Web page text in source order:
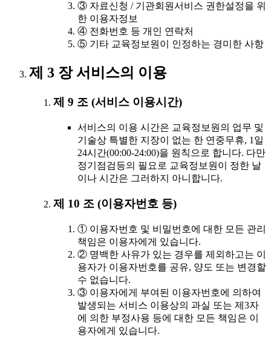
③ 자료신청 / 기관회원서비스 권한설정을 위
한 이용자정보
④ 전화번호 등 개인 연락처
⑤ 기타 교육정보원이 인정하는 경미한 사항
제 3 장 서비스의 이용
제 9 조 (서비스 이용시간)
서비스의 이용 시간은 교육정보원의 업무 및
기술상 특별한 지장이 없는 한 연중무휴, 1일
24시간(00:00-24:00)을 원칙으로 합니다. 다만
정기점검등의 필요로 교육정보원이 정한 날
이나 시간은 그러하지 아니합니다.
제 10 조 (이용자번호 등)
① 이용자번호 및 비밀번호에 대한 모든 관리
책임은 이용자에게 있습니다.
② 명백한 사유가 있는 경우를 제외하고는 이
용자가 이용자번호를 공유, 양도 또는 변경할
수 없습니다.
③ 이용자에게 부여된 이용자번호에 의하여
발생되는 서비스 이용상의 과실 또는 제3자
에 의한 부정사용 등에 대한 모든 책임은 이
용자에게 있습니다.